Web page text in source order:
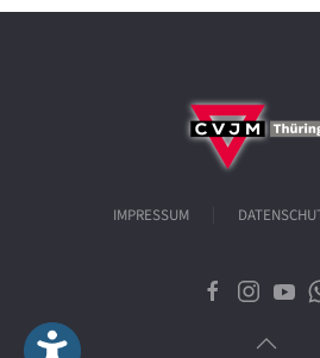
IMPRESSUM